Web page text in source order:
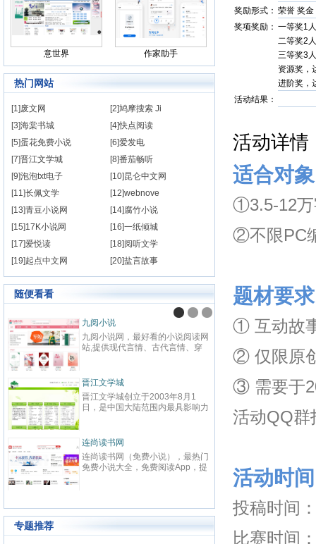
意世界 作家助手
热门网站
[1]废文网
[2]鸠摩搜索 Ji
[3]海棠书城
[4]快点阅读
[5]蛋花免费小说
[6]爱发电
[7]晋江文学城
[8]番茄畅听
[9]泡泡txt电子
[10]昆仑中文网
[11]长佩文学
[12]webnove
[13]青豆小说网
[14]腐竹小说
[15]17K小说网
[16]一纸倾城
[17]爱悦读
[18]阅听文学
[19]起点中文网
[20]盐言故事
随便看看
九阅小说
九阅小说网，最好看的小说阅读网
站,提供现代言情、古代言情、穿
强、免费小说等在线阅读。每日最
快更新,页面简洁,访问速度快
纵横
纵横
百度
网站
鼎、
最
与史
化软
经过
显著
6000
创文
晋江文学城
晋江文学城创立于2003年8月1
日，是中国大陆范围内最具影响力
耽美、爱情等原创网络小说而著
名。 截止到2015年3月31日，晋
江文学城拥有在线作品177万余
部，穿越、言情、影视、都市爱
的这种不落窠臼的行事作风也在行
起点
起点
立于
创文
字
大成
连尚读书网
连尚读书网（免费小说），最热门
免费小说大全，免费阅读App，提
全球
商
拥有
统、
准的
文、
记等
专题推荐
奖励形式： 荣誉 奖金
奖项奖励： 一等奖1
二等奖2
三等奖3
资源奖，
进阶奖，
活动结果：
活动详情
适合对象
①3.5-12万
②不限PC
题材要求
① 互动故
② 仅限原
③ 需要于
活动QQ群
活动时间
投稿时间
比赛时间